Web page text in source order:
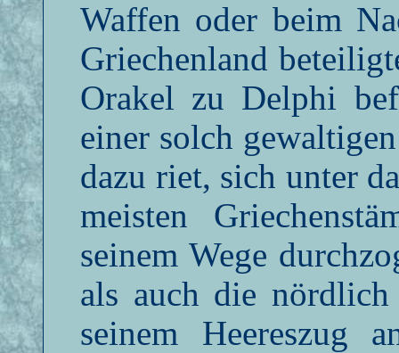
Waffen oder beim
Griechenland
Orakel zu Delphi
einer solch
dazu riet, sich unter
meisten
seinem Wege
als auch die nördlich
seinem Heereszug